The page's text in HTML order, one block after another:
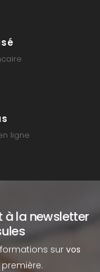
ligne
la newsletter
sur vos